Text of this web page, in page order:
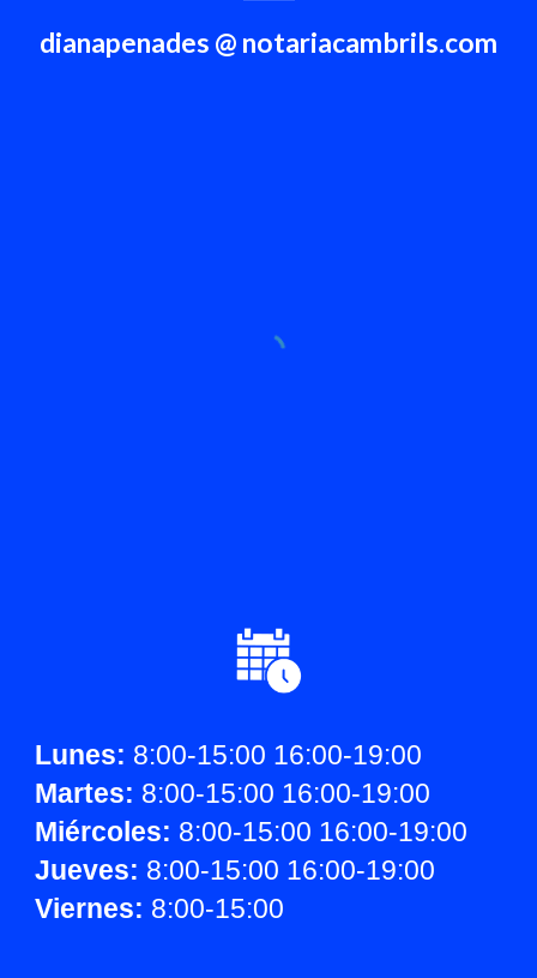
dianapenades @ notariacambrils.com
Lunes: 8:00-15:00 16:00-19:00
Martes: 8:00-15:00 16:00-19:00
Miércoles: 8:00-15:00 16:00-19:00
Jueves: 8:00-15:00 16:00-19:00
Viernes: 8:00-15:00